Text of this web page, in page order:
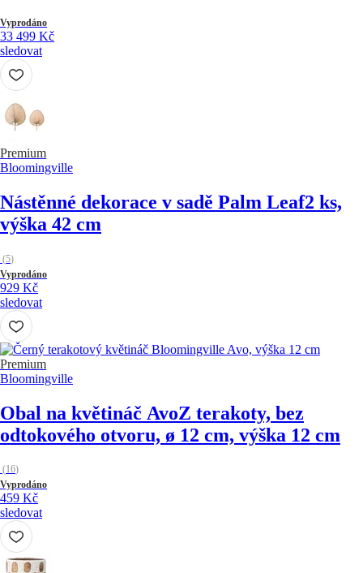
Vyprodáno
33 499 Kč
sledovat
Premium
Bloomingville
Nástěnné dekorace v sadě Palm Leaf2 ks,
výška 42 cm
(5)
Vyprodáno
929 Kč
sledovat
Premium
Bloomingville
Obal na květináč AvoZ terakoty, bez
odtokového otvoru, ø 12 cm, výška 12 cm
(16)
Vyprodáno
459 Kč
sledovat